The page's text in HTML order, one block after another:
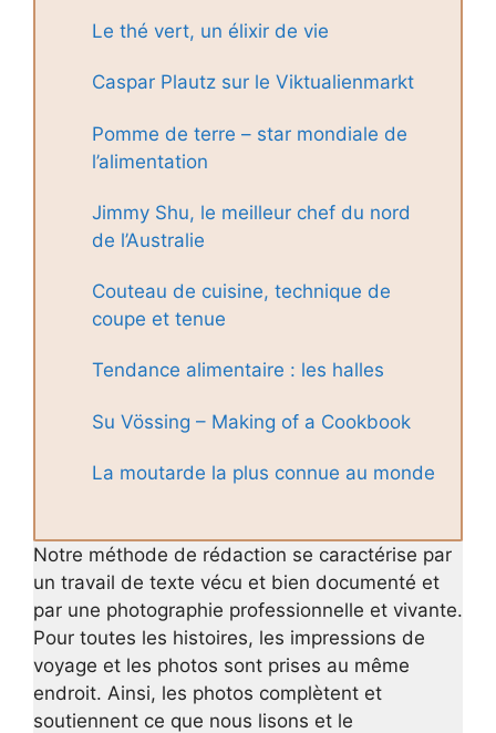
Le thé vert, un élixir de vie
Caspar Plautz sur le Viktualienmarkt
Pomme de terre – star mondiale de
l’alimentation
Jimmy Shu, le meilleur chef du nord
de l’Australie
Couteau de cuisine, technique de
coupe et tenue
Tendance alimentaire : les halles
Su Vössing – Making of a Cookbook
La moutarde la plus connue au monde
Notre méthode de rédaction se caractérise par
un travail de texte vécu et bien documenté et
par une photographie professionnelle et vivante.
Pour toutes les histoires, les impressions de
voyage et les photos sont prises au même
endroit. Ainsi, les photos complètent et
soutiennent ce que nous lisons et le